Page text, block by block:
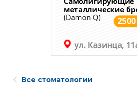
Все стоматологии